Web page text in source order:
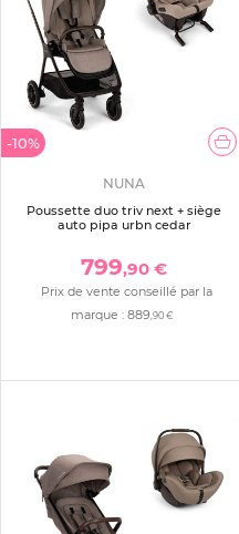
-10%
NUNA
Poussette duo triv next + siège
auto pipa urbn cedar
799,90 €
Prix de vente conseillé par la
marque : 889 ,90 €